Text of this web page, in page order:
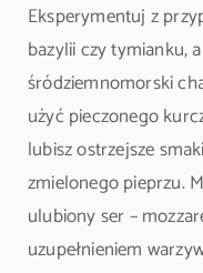
Eksperymentuj z
bazylii czy tymianku,
śródziemnomorski
użyć pieczonego
lubisz ostrzejsze
zmielonego pieprzu.
ulubiony ser –
uzupełnieniem